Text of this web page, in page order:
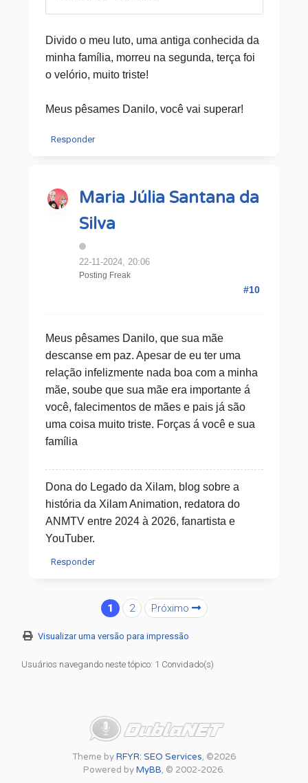
Divido o meu luto, uma antiga conhecida da
minha família, morreu na segunda, terça foi
o velório, muito triste!
Meus pêsames Danilo, você vai superar!
Responder
Maria Júlia Santana da
Silva
22-11-2024, 20:06
Posting Freak
#10
Meus pêsames Danilo, que sua mãe
descanse em paz. Apesar de eu ter uma
relação infelizmente nada boa com a minha
mãe, soube que sua mãe era importante á
você, falecimentos de mães e pais já são
uma coisa muito triste. Forças á você e sua
família
Dona do Legado da Xilam, blog sobre a
história da Xilam Animation, redatora do
ANMTV entre 2024 à 2026, fanartista e
YouTuber.
Responder
1 2 Próximo
Visualizar uma versão para impressão
Usuários navegando neste tópico: 1 Convidado(s)
Theme byRFYR: SEO Services, ©2026
Powered byMyBB, © 2002-2026.